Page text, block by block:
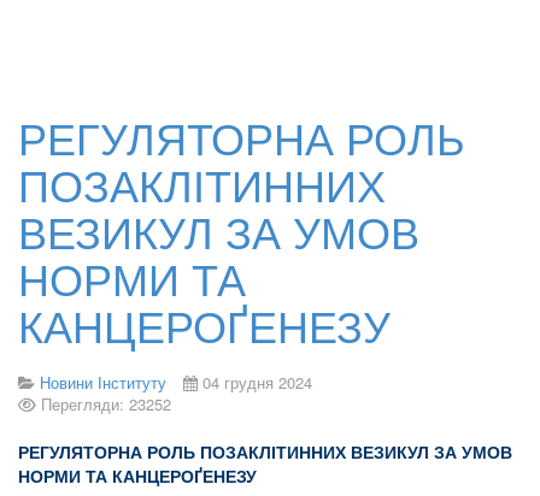
РЕГУЛЯТОРНА РОЛЬ
ПОЗАКЛІТИННИХ
ВЕЗИКУЛ ЗА УМОВ
НОРМИ ТА
КАНЦЕРОҐЕНЕЗУ
Новини Інституту
04 грудня 2024
Перегляди: 23252
РЕГУЛЯТОРНА РОЛЬ ПОЗАКЛІТИННИХ ВЕЗИКУЛ ЗА УМОВ
НОРМИ ТА КАНЦЕРОҐЕНЕЗУ